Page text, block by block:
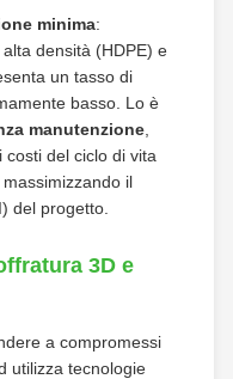
minima:
densità (HDPE) e
un tasso di
basso. Lo è
manutenzione
del ciclo di vita
il
del progetto.
3D e
a compromessi
utilizza tecnologie